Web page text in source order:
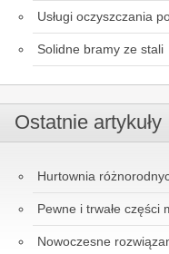
Usługi oczyszczania
Solidne bramy ze stali
Ostatnie artykuły
Hurtownia
Pewne i trwałe części
Nowoczesne